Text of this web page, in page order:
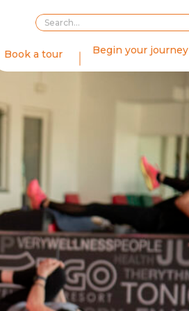
Book a tour Begin your journey